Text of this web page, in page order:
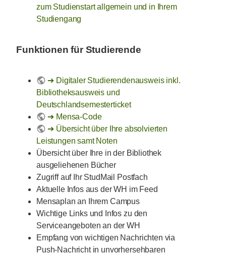
zum Studienstart allgemein und in Ihrem
Studiengang
Funktionen für Studierende
Digitaler Studierendenausweis inkl.
Bibliotheksausweis und
Deutschlandsemesterticket
Mensa-Code
Übersicht über Ihre absolvierten
Leistungen samt Noten
Übersicht über Ihre in der Bibliothek
ausgeliehenen Bücher
Zugriff auf Ihr StudMail Postfach
Aktuelle Infos aus der WH im Feed
Mensaplan an Ihrem Campus
Wichtige Links und Infos zu den
Serviceangeboten an der WH
Empfang von wichtigen Nachrichten via
Push-Nachricht in unvorhersehbaren